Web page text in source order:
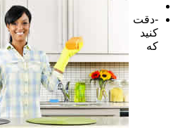
-دقت
کنید
که